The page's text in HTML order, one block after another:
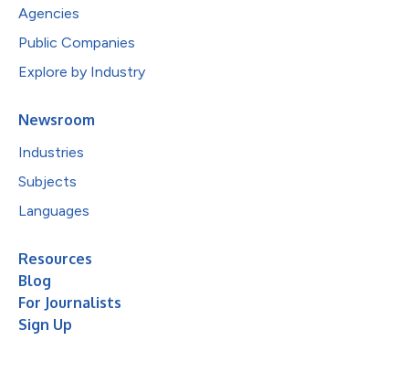
Agencies
Public Companies
Explore by Industry
Newsroom
Industries
Subjects
Languages
Resources
Blog
For Journalists
Sign Up